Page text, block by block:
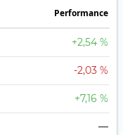
Perfor­mance
+2,54 %
-2,03 %
+7,16 %
—